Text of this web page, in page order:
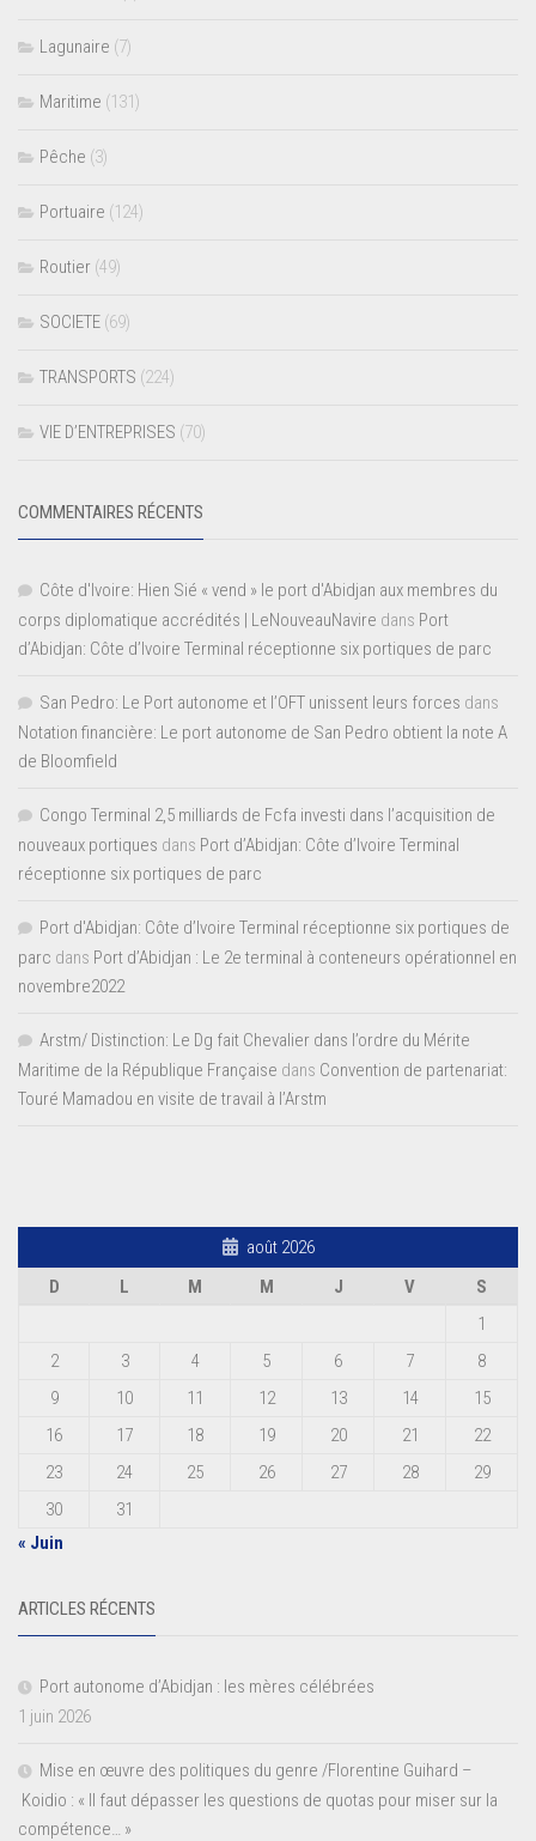
Lagunaire (7)
Maritime (131)
Pêche (3)
Portuaire (124)
Routier (49)
SOCIETE (69)
TRANSPORTS (224)
VIE D’ENTREPRISES (70)
COMMENTAIRES RÉCENTS
Côte d'Ivoire: Hien Sié « vend » le port d'Abidjan aux membres du
corps diplomatique accrédités | LeNouveauNavire dans Port
d’Abidjan: Côte d’Ivoire Terminal réceptionne six portiques de parc
San Pedro: Le Port autonome et l’OFT unissent leurs forces dans
Notation financière: Le port autonome de San Pedro obtient la note A
de Bloomfield
Congo Terminal 2,5 milliards de Fcfa investi dans l’acquisition de
nouveaux portiques dans Port d’Abidjan: Côte d’Ivoire Terminal
réceptionne six portiques de parc
Port d'Abidjan: Côte d’Ivoire Terminal réceptionne six portiques de
parc dans Port d’Abidjan : Le 2e terminal à conteneurs opérationnel en
novembre2022
Arstm/ Distinction: Le Dg fait Chevalier dans l’ordre du Mérite
Maritime de la République Française dans Convention de partenariat:
Touré Mamadou en visite de travail à l’Arstm
août 2026
D
L M M J V
S
1
2
3 4 5 6 7
8
9
10 11 12 13 14
15
16
17 18 19 20 21
22
23
24 25 26 27 28
29
30
31
« Juin
ARTICLES RÉCENTS
Port autonome d’Abidjan : les mères célébrées
1 juin 2026
Mise en œuvre des politiques du genre /Florentine Guihard –
Koidio : « Il faut dépasser les questions de quotas pour miser sur la
compétence… »